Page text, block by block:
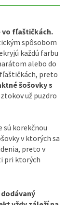
vo fľaštičkách.
spôsobom
každú farbu
alebo do
preto
šošovky s
už puzdro
sú korekčnou
v ktorých sa
preto v
pri ktorých